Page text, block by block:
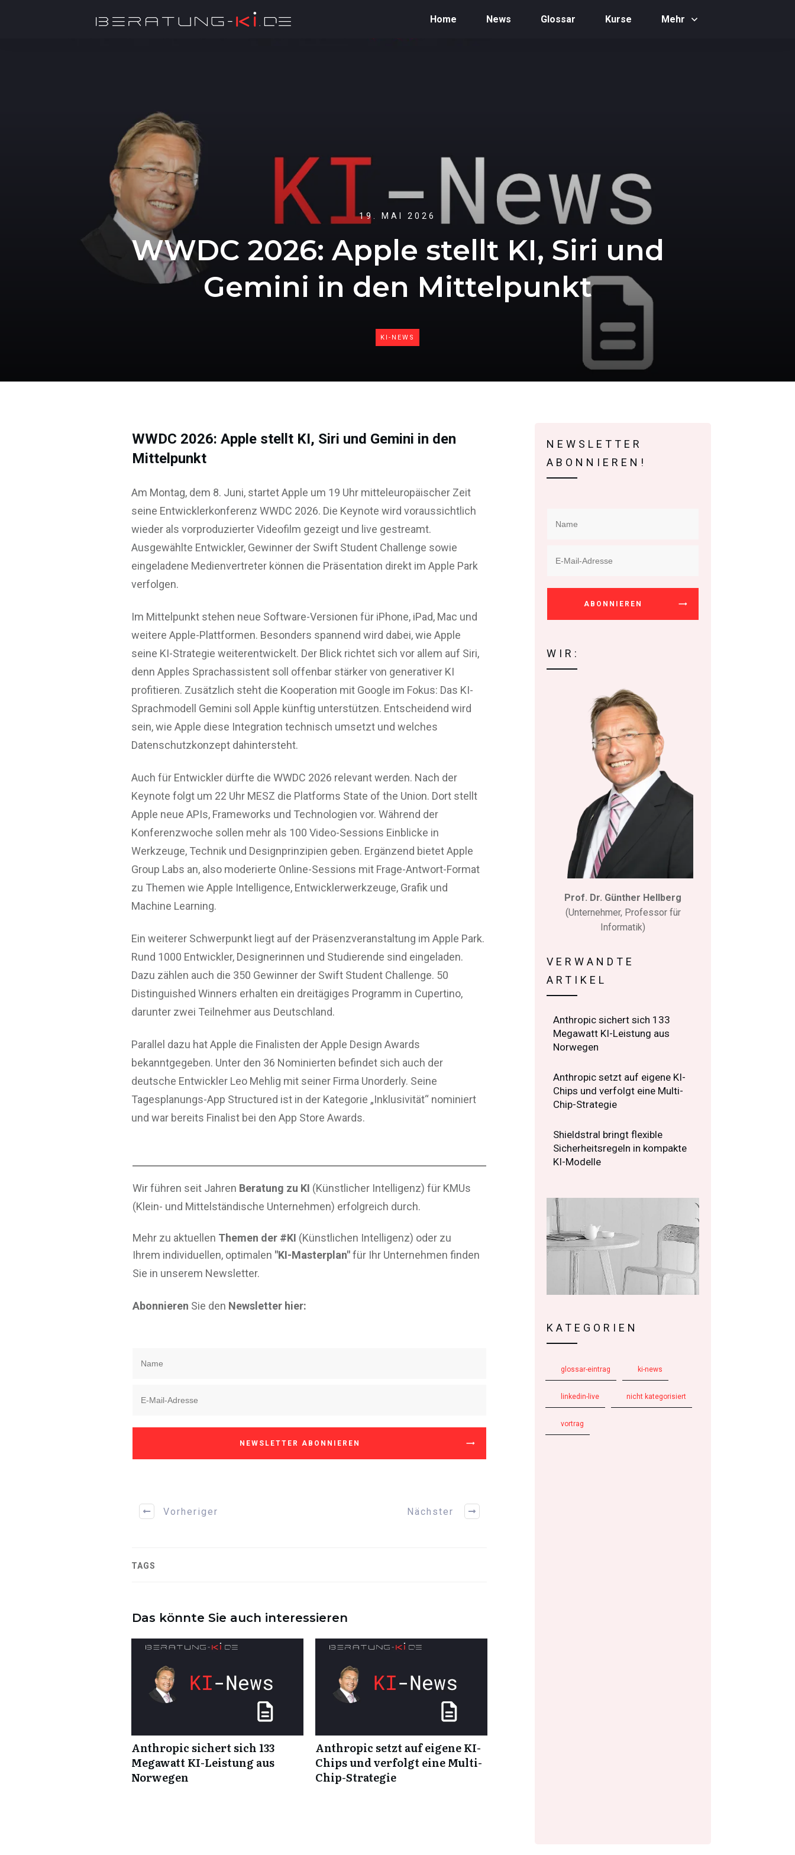
Home News Glossar Kurse Mehr
19. MAI 2026
WWDC 2026: Apple stellt KI, Siri und
Gemini in den Mittelpunkt
KI-NEWS
WWDC 2026: Apple stellt KI, Siri und Gemini in den
Mittelpunkt
Am Montag, dem 8. Juni, startet Apple um 19 Uhr mitteleuropäischer Zeit
seine Entwicklerkonferenz WWDC 2026. Die Keynote wird voraussichtlich
wieder als vorproduzierter Videofilm gezeigt und live gestreamt.
Ausgewählte Entwickler, Gewinner der Swift Student Challenge sowie
eingeladene Medienvertreter können die Präsentation direkt im Apple Park
verfolgen.
Im Mittelpunkt stehen neue Software-Versionen für iPhone, iPad, Mac und
weitere Apple-Plattformen. Besonders spannend wird dabei, wie Apple
seine KI-Strategie weiterentwickelt. Der Blick richtet sich vor allem auf Siri,
denn Apples Sprachassistent soll offenbar stärker von generativer KI
profitieren. Zusätzlich steht die Kooperation mit Google im Fokus: Das KI-
Sprachmodell Gemini soll Apple künftig unterstützen. Entscheidend wird
sein, wie Apple diese Integration technisch umsetzt und welches
Datenschutzkonzept dahintersteht.
Auch für Entwickler dürfte die WWDC 2026 relevant werden. Nach der
Keynote folgt um 22 Uhr MESZ die Platforms State of the Union. Dort stellt
Apple neue APIs, Frameworks und Technologien vor. Während der
Konferenzwoche sollen mehr als 100 Video-Sessions Einblicke in
Werkzeuge, Technik und Designprinzipien geben. Ergänzend bietet Apple
Group Labs an, also moderierte Online-Sessions mit Frage-Antwort-Format
zu Themen wie Apple Intelligence, Entwicklerwerkzeuge, Grafik und
Machine Learning.
Ein weiterer Schwerpunkt liegt auf der Präsenzveranstaltung im Apple Park.
Rund 1000 Entwickler, Designerinnen und Studierende sind eingeladen.
Dazu zählen auch die 350 Gewinner der Swift Student Challenge. 50
Distinguished Winners erhalten ein dreitägiges Programm in Cupertino,
darunter zwei Teilnehmer aus Deutschland.
Parallel dazu hat Apple die Finalisten der Apple Design Awards
bekanntgegeben. Unter den 36 Nominierten befindet sich auch der
deutsche Entwickler Leo Mehlig mit seiner Firma Unorderly. Seine
Tagesplanungs-App Structured ist in der Kategorie „Inklusivität“ nominiert
und war bereits Finalist bei den App Store Awards.
Wir führen seit Jahren Beratung zu KI (Künstlicher Intelligenz) für KMUs
(Klein- und Mittelständische Unternehmen) erfolgreich durch.
Mehr zu aktuellen Themen der #KI (Künstlichen Intelligenz) oder zu
Ihrem individuellen, optimalen "KI-Masterplan"für Ihr Unternehmen finden
Sie in unserem Newsletter.
Abonnieren Sie den Newsletter hier:
NEWSLETTER ABONNIEREN
Vorheriger Nächster
TAGS
Das könnte Sie auch interessieren
Anthropic sichert sich 133
Megawatt KI-Leistung aus
Norwegen
Anthropic setzt auf eigene KI-
Chips und verfolgt eine Multi-
Chip-Strategie
NEWSLETTER
ABONNIEREN!
ABONNIEREN
WIR:
Prof. Dr. Günther Hellberg
(Unternehmer, Professor für
Informatik)
VERWANDTE
ARTIKEL
Anthropic sichert sich 133
Megawatt KI-Leistung aus
Norwegen
Anthropic setzt auf eigene KI-
Chips und verfolgt eine Multi-
Chip-Strategie
Shieldstral bringt flexible
Sicherheitsregeln in kompakte
KI-Modelle
KATEGORIEN
glossar-eintrag ki-news
linkedin-live nicht kategorisiert
vortrag